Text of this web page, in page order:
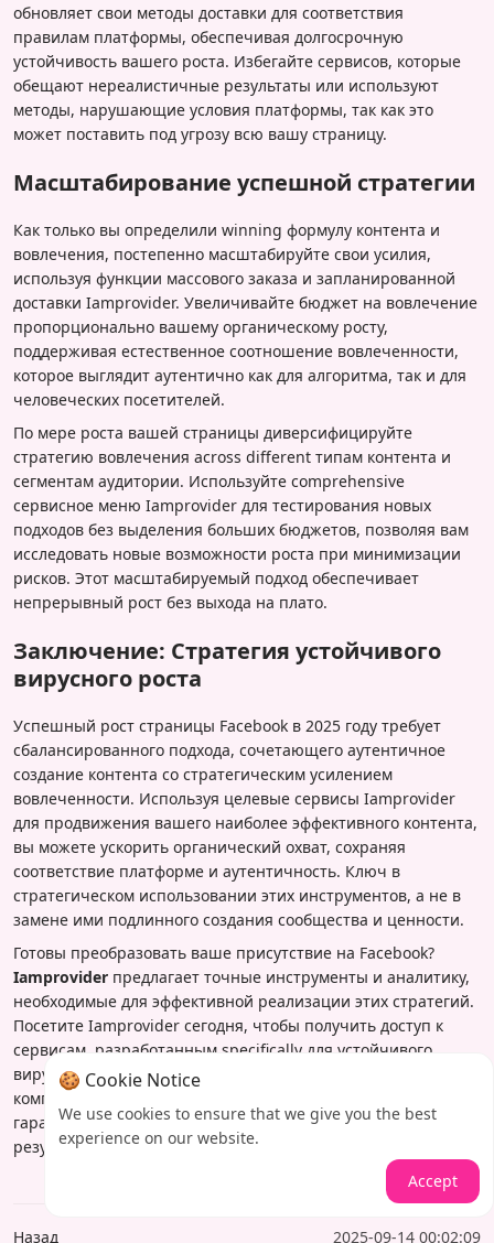
обновляет свои методы доставки для соответствия
правилам платформы, обеспечивая долгосрочную
устойчивость вашего роста. Избегайте сервисов, которые
обещают нереалистичные результаты или используют
методы, нарушающие условия платформы, так как это
может поставить под угрозу всю вашу страницу.
Масштабирование успешной стратегии
Как только вы определили winning формулу контента и
вовлечения, постепенно масштабируйте свои усилия,
используя функции массового заказа и запланированной
доставки Iamprovider. Увеличивайте бюджет на вовлечение
пропорционально вашему органическому росту,
поддерживая естественное соотношение вовлеченности,
которое выглядит аутентично как для алгоритма, так и для
человеческих посетителей.
По мере роста вашей страницы диверсифицируйте
стратегию вовлечения across different типам контента и
сегментам аудитории. Используйте comprehensive
сервисное меню Iamprovider для тестирования новых
подходов без выделения больших бюджетов, позволяя вам
исследовать новые возможности роста при минимизации
рисков. Этот масштабируемый подход обеспечивает
непрерывный рост без выхода на плато.
Заключение: Стратегия устойчивого
вирусного роста
Успешный рост страницы Facebook в 2025 году требует
сбалансированного подхода, сочетающего аутентичное
создание контента со стратегическим усилением
вовлеченности. Используя целевые сервисы Iamprovider
для продвижения вашего наиболее эффективного контента,
вы можете ускорить органический охват, сохраняя
соответствие платформе и аутентичность. Ключ в
стратегическом использовании этих инструментов, а не в
замене ими подлинного создания сообщества и ценности.
Готовы преобразовать ваше присутствие на Facebook?
Iamprovider предлагает точные инструменты и аналитику,
необходимые для эффективной реализации этих стратегий.
Посетите Iamprovider сегодня, чтобы получить доступ к
сервисам, разработанным specifically для устойчивого
вирусного роста, подкрепленным надежной доставкой и
комплексным отслеживанием производительности, которое
гарантирует, что ваши инвестиции приносят реальные
результаты.
Назад 2025-09-14 00:02:09
🍪 Cookie Notice
We use cookies to ensure that we give you the best
experience on our website.
Accept